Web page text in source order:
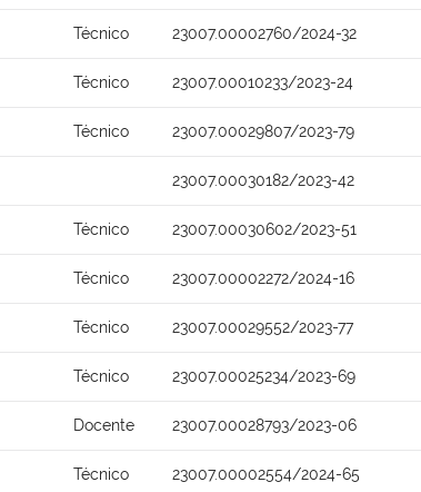
Técnico 23007.00002760/2024-32
Técnico 23007.00010233/2023-24
Técnico 23007.00029807/2023-79
23007.00030182/2023-42
Técnico 23007.00030602/2023-51
Técnico 23007.00002272/2024-16
Técnico 23007.00029552/2023-77
Técnico 23007.00025234/2023-69
Docente 23007.00028793/2023-06
Técnico 23007.00002554/2024-65